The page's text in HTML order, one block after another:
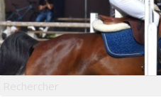
0 Panier
Contact